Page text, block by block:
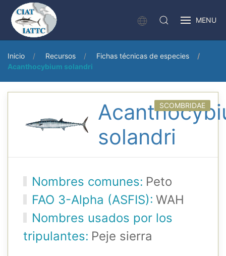
MENU
Inicio Recursos
Fichas técnicas de especies
Acanthocybium solandri
SCOMBRIDAE
solandri
Nombres comunes: Peto
FAO 3-Alpha (ASFIS): WAH
Nombres usados por los
tripulantes: Peje sierra